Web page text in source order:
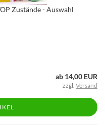
Zustände - Auswahl
ab 14,00 EUR
zzgl. Versand